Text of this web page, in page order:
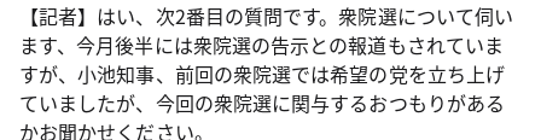
【記者】はい、次2番目の質問です。衆院選について伺い
ます、今月後半には衆院選の告示との報道もされていま
すが、小池知事、前回の衆院選では希望の党を立ち上げ
ていましたが、今回の衆院選に関与するおつもりがある
かお聞かせください。